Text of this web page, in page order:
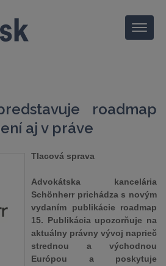
Menu
roadmap
aj v práve
Tlacová sprava
Advokátska kancelária
Schönherr prichádza s novým
vydaním publikácie roadmap
15. Publikácia upozorňuje na
aktuálny právny vývoj naprieč
strednou a východnou
Európou a poskytuje